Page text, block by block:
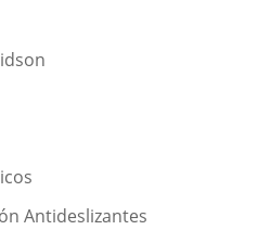
Antideslizantes